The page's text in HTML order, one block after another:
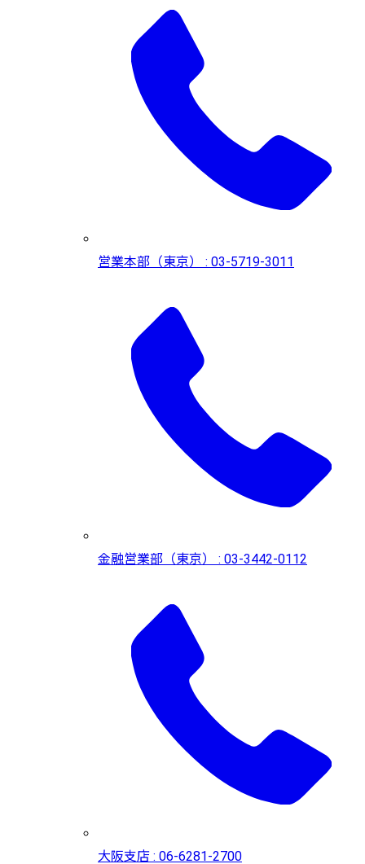
営業本部（東京） : 03-5719-3011
金融営業部（東京） : 03-3442-0112
大阪支店 : 06-6281-2700